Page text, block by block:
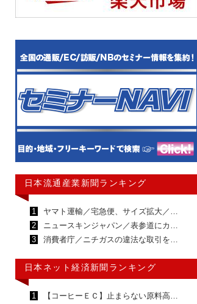
日本流通産業新聞ランキング
1
ヤマト運輸／宅急便、サイズ拡大／…
2
ニュースキンジャパン／表参道にカ…
3
消費者庁／ニチガスの違法な取引を…
日本ネット経済新聞ランキング
1
【コーヒーＥＣ】止まらない原料高…